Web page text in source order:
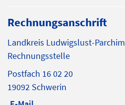
Rechnungsanschrift
Landkreis Ludwigslust-Parchim
Rechnungsstelle
Postfach 16 02 20
19092 Schwerin